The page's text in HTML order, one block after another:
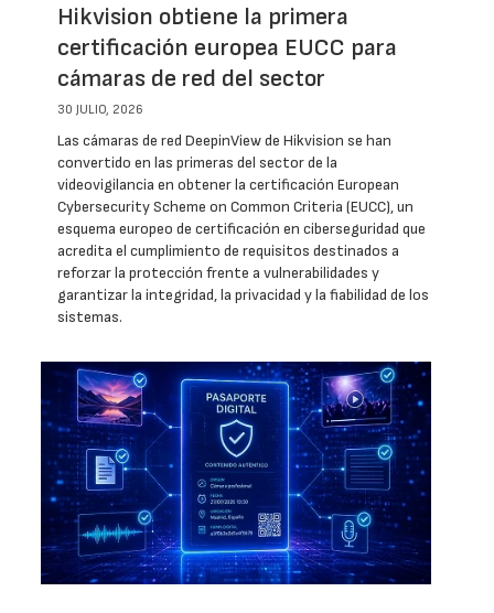
Hikvision obtiene la primera
certificación europea EUCC para
cámaras de red del sector
30 JULIO, 2026
Las cámaras de red DeepinView de Hikvision se han
convertido en las primeras del sector de la
videovigilancia en obtener la certificación European
Cybersecurity Scheme on Common Criteria (EUCC), un
esquema europeo de certificación en ciberseguridad que
acredita el cumplimiento de requisitos destinados a
reforzar la protección frente a vulnerabilidades y
garantizar la integridad, la privacidad y la fiabilidad de los
sistemas.